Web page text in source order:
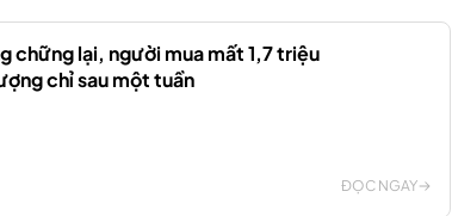
chững lại, người mua mất 1,7 triệu
chỉ sau một tuần
ĐỌC NGAY